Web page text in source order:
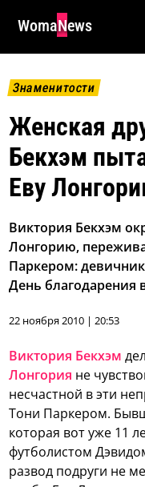
WomaNews
Знаменитости
Женская
Бекхэм
Еву
Виктория Бекхэм
Лонгорию,
Паркером:
День благодарения
22 ноября 2010 | 20:53
Виктория Бекхэм
Лонгория не
несчастной в эти
Тони Паркером.
которая вот уже 11
футболистом
развод подруги не